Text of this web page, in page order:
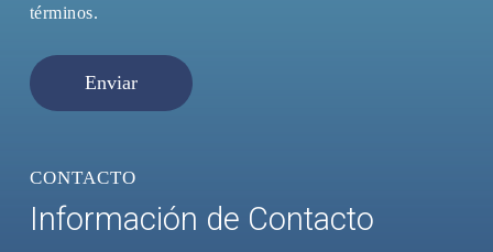
términos.
CONTACTO
Información de Contacto